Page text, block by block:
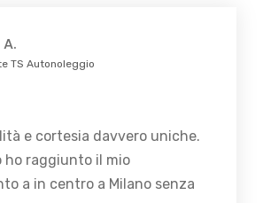
TS Autonoleggio
e cortesia davvero uniche.
ho raggiunto il mio
a in centro a Milano senza